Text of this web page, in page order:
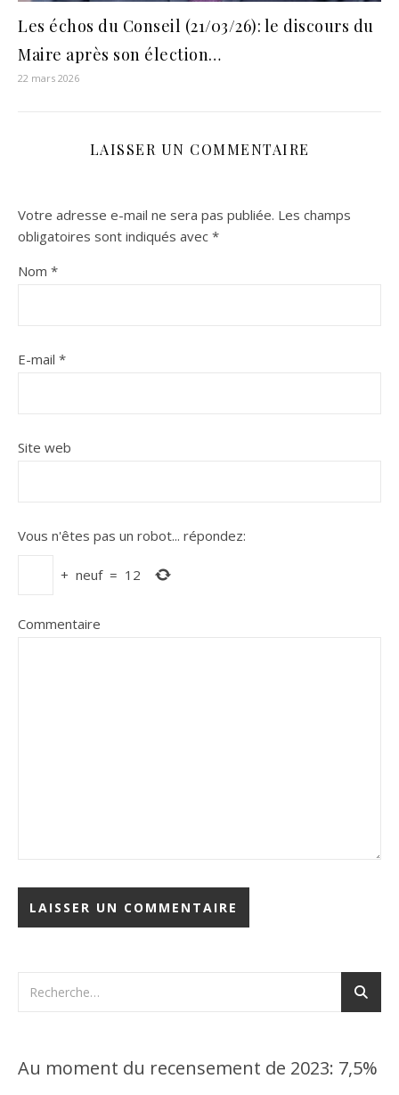
Les échos du Conseil (21/03/26): le discours du
Maire après son élection…
22 mars 2026
LAISSER UN COMMENTAIRE
Votre adresse e-mail ne sera pas publiée. Les champs
obligatoires sont indiqués avec *
Nom *
E-mail *
Site web
Vous n'êtes pas un robot... répondez:
+ neuf = 12
Commentaire
Au moment du recensement de 2023: 7,5%